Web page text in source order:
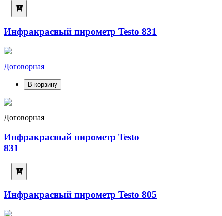
Инфракрасный пирометр Testo 831
Договорная
В корзину
Договорная
Инфракрасный пирометр Testo
831
Инфракрасный пирометр Testo 805